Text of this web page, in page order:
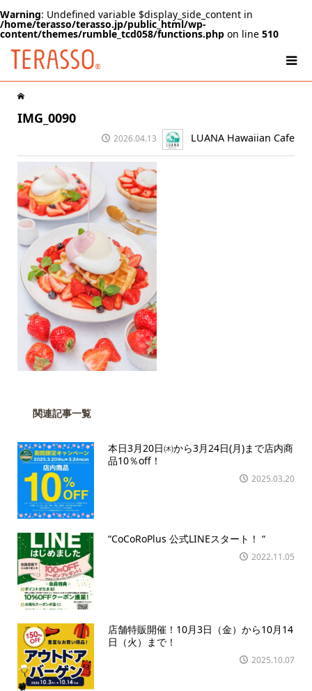
Warning: Undefined variable $display_side_content in
/home/terasso/terasso.jp/public_html/wp-
content/themes/rumble_tcd058/functions.php on line 510
IMG_0090
2026.04.13 LUANA Hawaiian Cafe
関連記事一覧
本日3月20日㈭から3月24日(月)まで店内商
品10％off！
2025.03.20
“CoCoRoPlus 公式LINEスタート！ “
2022.11.05
店舗特販開催！10月3日（金）から10月14
日（火）まで！
2025.10.07